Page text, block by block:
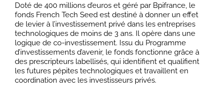
Doté de 400 millions d’euros et géré par Bpifrance, le
fonds French Tech Seed est destiné à donner un effet
de levier à l’investissement privé dans les entreprises
technologiques de moins de 3 ans. Il opère dans une
logique de co-investissement. Issu du Programme
d’investissements d’avenir, le fonds fonctionne grâce à
des prescripteurs labellisés, qui identifient et qualifient
les futures pépites technologiques et travaillent en
coordination avec les investisseurs privés.